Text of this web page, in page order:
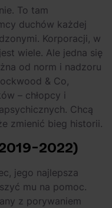
To tam
duchów każdej
Korporacji, w
wiele. Ale jedna się
od norm i nadzoru
& Co,
– chłopcy i
Chcą
zmienić bieg historii.
2022)
jego najlepsza
mu na pomoc.
z porywaniem